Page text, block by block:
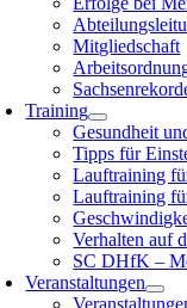
Mitgliedschaft
Training
Gesundheit
Tipps für
Lauftraining
Lauftraining
Verhalten auf
SC DHfK –
Veranstaltungen